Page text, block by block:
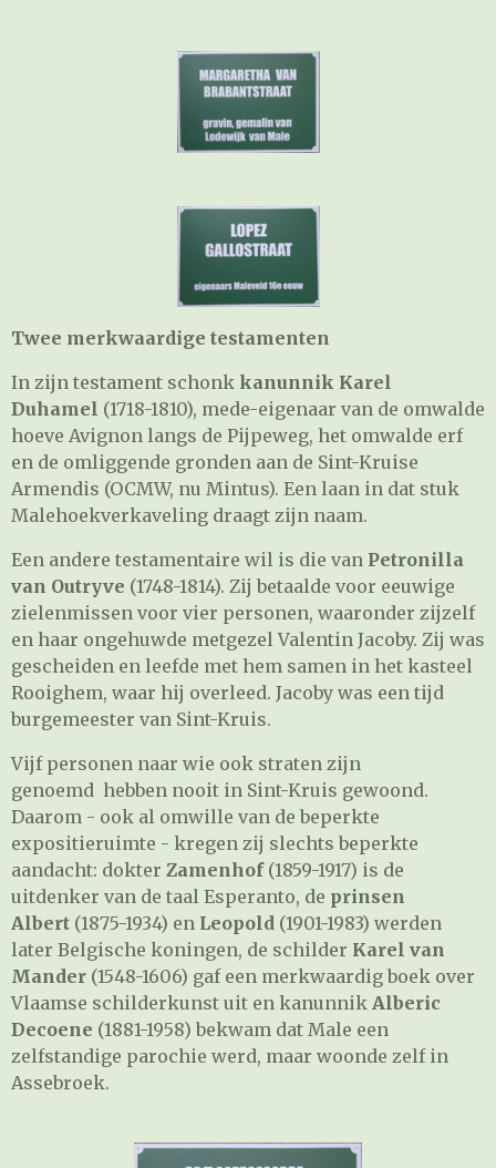
Twee merkwaardige testamenten
In zijn testament schonk kanunnik Karel
Duhamel (1718-1810), mede-eigenaar van de omwalde
hoeve Avignon langs de Pijpeweg, het omwalde erf
en de omliggende gronden aan de Sint-Kruise
Armendis (OCMW, nu Mintus). Een laan in dat stuk
Malehoekverkaveling draagt zijn naam.
Een andere testamentaire wil is die van Petronilla
van Outryve (1748-1814). Zij betaalde voor eeuwige
zielenmissen voor vier personen, waaronder zijzelf
en haar ongehuwde metgezel Valentin Jacoby. Zij was
gescheiden en leefde met hem samen in het kasteel
Rooighem, waar hij overleed. Jacoby was een tijd
burgemeester van Sint-Kruis.
Vijf personen naar wie ook straten zijn
genoemd hebben nooit in Sint-Kruis gewoond.
Daarom - ook al omwille van de beperkte
expositieruimte - kregen zij slechts beperkte
aandacht: dokter Zamenhof (1859-1917) is de
uitdenker van de taal Esperanto, de prinsen
Albert (1875-1934) en Leopold (1901-1983) werden
later Belgische koningen, de schilder Karel van
Mander (1548-1606) gaf een merkwaardig boek over
Vlaamse schilderkunst uit en kanunnik Alberic
Decoene (1881-1958) bekwam dat Male een
zelfstandige parochie werd, maar woonde zelf in
Assebroek.